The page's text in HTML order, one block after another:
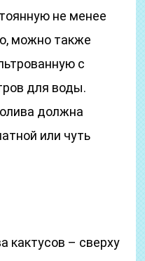
не менее
можно также
с
для воды.
должна
или чуть
кактусов – сверху